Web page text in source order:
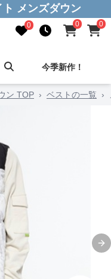
メンズダウン
0 0 0
今季新作！
ン TOP › ベストの一覧 ›